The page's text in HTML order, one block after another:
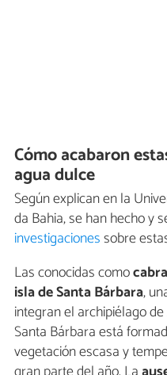
Cómo acabaron
agua dulce
Según explican en la
da Bahia, se han hecho y
investigacionessobre
Las conocidas como
isla de Santa Bárbara,
integran el archipiélago
Santa Bárbara está
vegetación escasa y